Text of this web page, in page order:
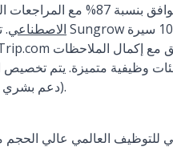
الاصطناعي
والوحدات، والمناطق (NPS 40+، دعم بشري على مدار الساعة طوال أيام الأسبوع).